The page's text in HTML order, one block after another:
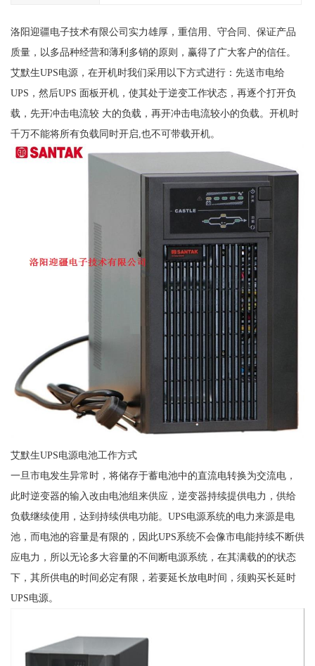
洛阳迎疆电子技术有限公司实力雄厚，重信用、守合同、保证产品
质量，以多品种经营和薄利多销的原则，赢得了广大客户的信任。
艾默生UPS电源，在开机时我们采用以下方式进行：先送市电给
UPS，然后UPS 面板开机，使其处于逆变工作状态，再逐个打开负
载，先开冲击电流较 大的负载，再开冲击电流较小的负载。开机时
千万不能将所有负载同时开启,也不可带载开机。
艾默生UPS电源电池工作方式
一旦市电发生异常时，将储存于蓄电池中的直流电转换为交流电，
此时逆变器的输入改由电池组来供应，逆变器持续提供电力，供给
负载继续使用，达到持续供电功能。UPS电源系统的电力来源是电
池，而电池的容量是有限的，因此UPS系统不会像市电能持续不断供
应电力，所以无论多大容量的不间断电源系统，在其满载的的状态
下，其所供电的时间必定有限，若要延长放电时间，须购买长延时
UPS电源。